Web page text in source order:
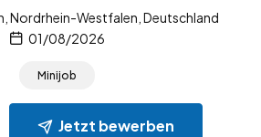
Nordrhein-Westfalen, Deutschland
01/08/2026
Minijob
Jetzt bewerben